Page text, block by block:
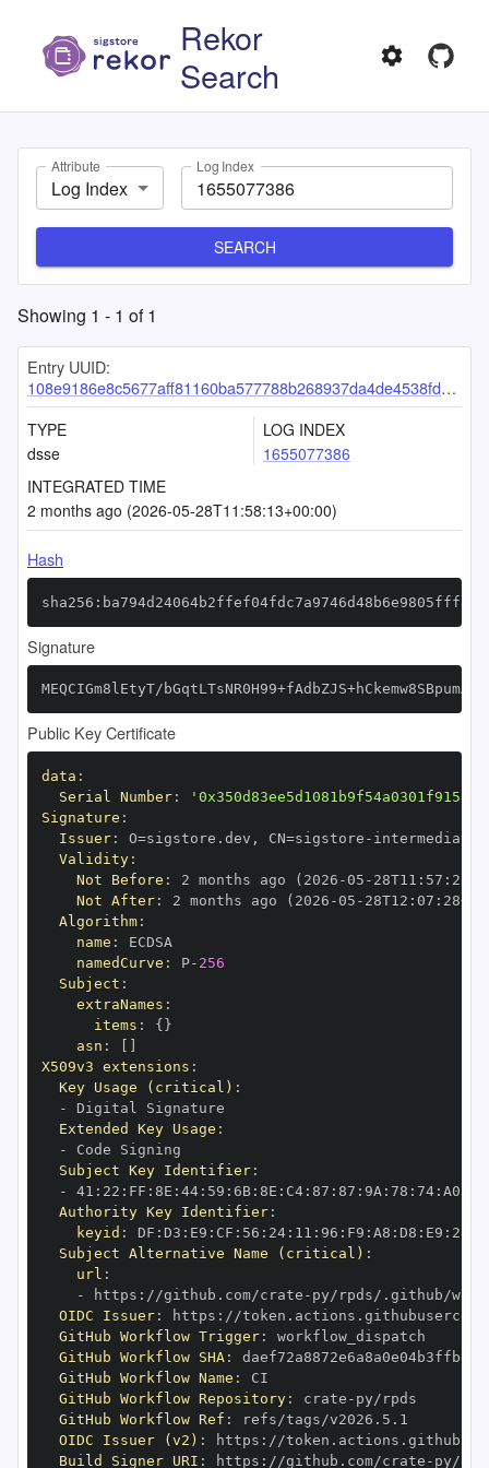
Rekor
Search
Attribute
Log Index
Log Index
SEARCH
Showing 1 - 1 of1
Entry UUID:
108e9186e8c5677aff81160ba577788b268937da4de4538fd871f741787e5ee2c27d3cd8be7423cb
TYPE
dsse
LOG INDEX
1655077386
INTEGRATED TIME
2 months ago (2026-05-28T11:58:13+00:00)
Hash
Signature
MEQCIGm8lEtyT/
Public Key Certificate
data :
Serial Number:
Signature :
Issuer: O=sigstore.dev , CN=sigstore -
Validity:
Not Before : 2 months ago (2026 -05 - 28T11 : 57 :
Not After: 2 months ago (2026 -05 - 28T12 : 07 : 28+00
Algorithm:
name :
namedCurve : P- 256
Subject :
extraNames :
items : { }
asn :
X509v3 extensions :
Key Usage (critical) :
-
Extended Key Usage :
-
Subject Key Identifier:
-
41 : 22 : FF : 8E : 44: 59 : 6B: 8E : C4: 87 : 87 : 9A : 78 : 74: A0
Authority Key Identifier:
keyid : DF : D3 : E9 : CF : 56 : 24: 11 : 96 : F9 : A8 : D8 : E9 : 28
Subject Alternative Name (critical) :
url :
-
https : //github.com/crate -
OIDC Issuer: https :
GitHub Workflow Trigger:
GitHub Workflow SHA:
GitHub Workflow Name :
GitHub Workflow Repository: crate -
GitHub Workflow Ref :
OIDC Issuer (v2) : https :
Build Signer URI : https : //github.com/crate -